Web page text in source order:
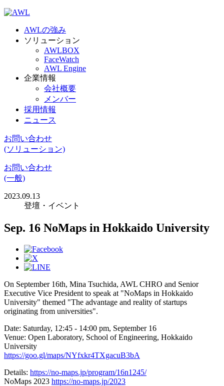
AWLの強み
ソリューション
AWLBOX
FaceWatch
AWL Engine
企業情報
会社概要
メンバー
採用情報
ニュース
お問い合わせ
(ソリューション)
お問い合わせ
(一般)
2023.09.13
登壇・イベント
Sep. 16 NoMaps in Hokkaido University
On September 16th, Mina Tsuchida, AWL CHRO and Senior
Executive Vice President to speak at "NoMaps in Hokkaido
University" themed "The advantage and reality of startups
originating from universities".
Date: Saturday, 12:45 - 14:00 pm, September 16
Venue: Open Laboratory, School of Engineering, Hokkaido
University
https://goo.gl/maps/NYfxkr4TXgacuB3bA
Details: https://no-maps.jp/program/16n1245/
NoMaps 2023 https://no-maps.jp/2023